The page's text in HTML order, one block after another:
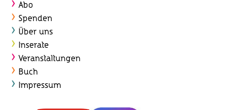
Abo
Spenden
Über uns
Inserate
Veranstaltungen
Buch
Impressum